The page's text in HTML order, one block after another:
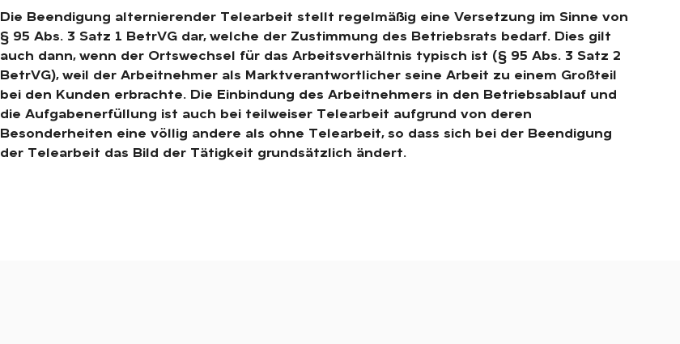
Die Beendigung alternierender Telearbeit stellt regelmäßig eine Versetzung im Sinne von
§ 95 Abs. 3 Satz 1 BetrVG dar, welche der Zustimmung des Betriebsrats bedarf. Dies gilt
auch dann, wenn der Ortswechsel für das Arbeitsverhältnis typisch ist (§ 95 Abs. 3 Satz 2
BetrVG), weil der Arbeitnehmer als Marktverantwortlicher seine Arbeit zu einem Großteil
bei den Kunden erbrachte. Die Einbindung des Arbeitnehmers in den Betriebsablauf und
die Aufgabenerfüllung ist auch bei teilweiser Telearbeit aufgrund von deren
Besonderheiten eine völlig andere als ohne Telearbeit, so dass sich bei der Beendigung
der Telearbeit das Bild der Tätigkeit grundsätzlich ändert.